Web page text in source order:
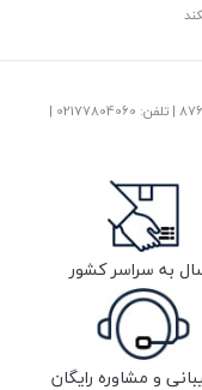
آدرس: تهران نارمک خیابان آیت بالاتر از چهارراه سرسبز پلاک876 | تلفن: ‎02177804060 |
به سراسر کشور
و مشاوره رایگان